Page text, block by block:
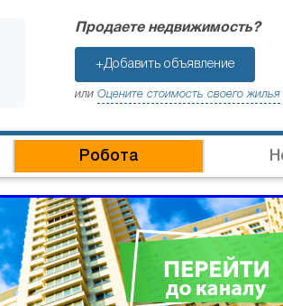
Продаете недвижимость?
+Добавить объявление
или Оцените стоимость своего жилья
Робота